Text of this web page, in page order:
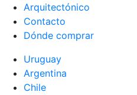
Arquitectónico
Contacto
Dónde comprar
Uruguay
Argentina
Chile